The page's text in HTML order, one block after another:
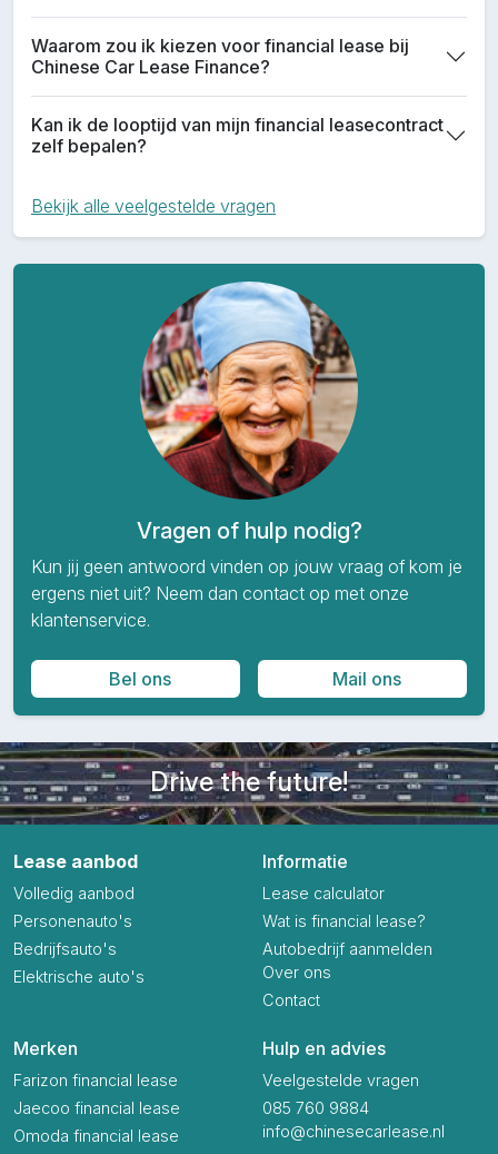
Waarom zou ik kiezen voor financial lease bij
Chinese Car Lease Finance?
Kan ik de looptijd van mijn financial leasecontract
zelf bepalen?
Bekijk alle veelgestelde vragen
Vragen of hulp nodig?
Kun jij geen antwoord vinden op jouw vraag of kom je
ergens niet uit? Neem dan contact op met onze
klantenservice.
Bel ons Mail ons
Drive the future!
Lease aanbod
Volledig aanbod
Personenauto's
Bedrijfsauto's
Elektrische auto's
Merken
Farizon financial lease
Jaecoo financial lease
Omoda financial lease
Informatie
Lease calculator
Wat is financial lease?
Autobedrijf aanmelden
Over ons
Contact
Hulp en advies
Veelgestelde vragen
085 760 9884
info@chinesecarlease.nl